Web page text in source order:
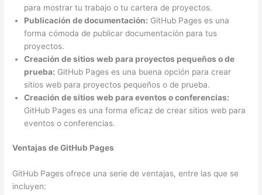
para mostrar tu trabajo o tu cartera de proyectos.
Publicación de documentación: GitHub Pages es una
forma cómoda de publicar documentación para tus
proyectos.
Creación de sitios web para proyectos pequeños o de
prueba: GitHub Pages es una buena opción para crear
sitios web para proyectos pequeños o de prueba.
Creación de sitios web para eventos o conferencias:
GitHub Pages es una forma eficaz de crear sitios web para
eventos o conferencias.
Ventajas de GitHub Pages
GitHub Pages ofrece una serie de ventajas, entre las que se
incluyen: